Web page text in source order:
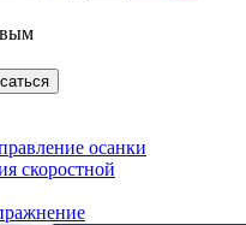
осанки
скоростной